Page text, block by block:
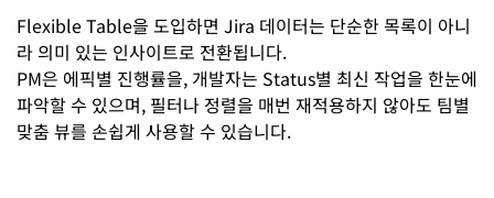
Flexible Table을 도입하면 Jira 데이터는 단순한 목록이 아니
라 의미 있는 인사이트로 전환됩니다.
PM은 에픽별 진행률을, 개발자는 Status별 최신 작업을 한눈에
파악할 수 있으며, 필터나 정렬을 매번 재적용하지 않아도 팀별
맞춤 뷰를 손쉽게 사용할 수 있습니다.